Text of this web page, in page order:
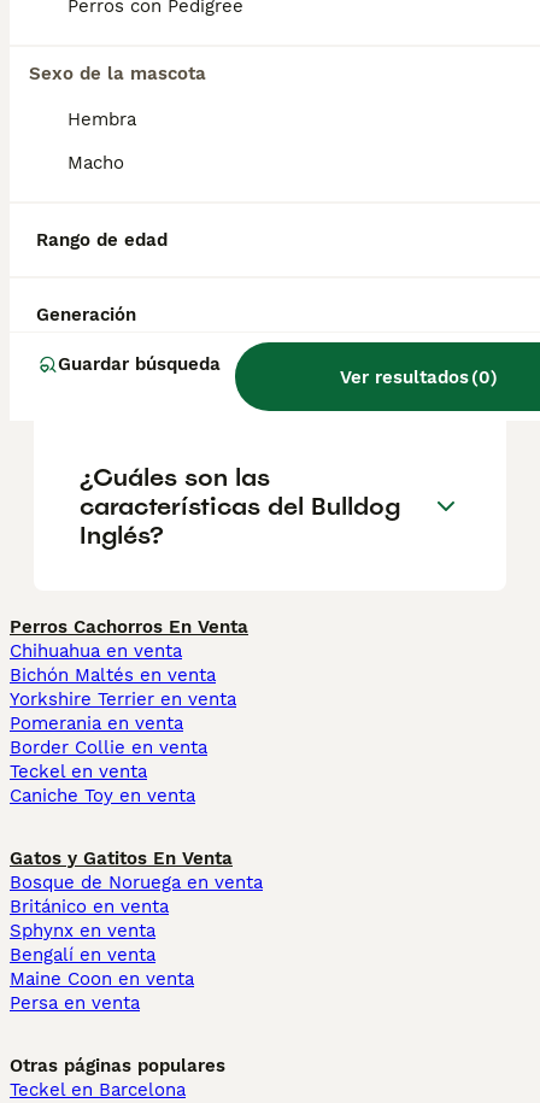
Perros con Pedigree
Sexo de la mascota
Hembra
Macho
Rango de edad
Generación
Guardar búsqueda
Ver resultados(0)
¿Cuáles son las ventajas de
¿Cuánto es lo máximo que
¿Cuántos tipos de bulldog
¿Cuáles son las
características del Bulldog
Inglés?
Perros Cachorros En Venta
Chihuahua en venta
Bichón Maltés en venta
Yorkshire Terrier en venta
Pomerania en venta
Border Collie en venta
Teckel en venta
Caniche Toy en venta
Gatos y Gatitos En Venta
Bosque de Noruega en venta
Británico en venta
Sphynx en venta
Bengalí en venta
Maine Coon en venta
Persa en venta
Otras páginas populares
Teckel en Barcelona